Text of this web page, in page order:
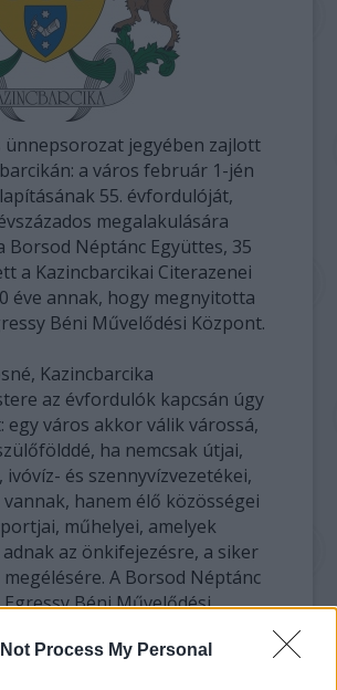
Process My Personal
jegyében zajlott
a város február 1-jén
55. évfordulóját,
megalakulására
Borsod Néptánc Együttes, 35
a Kazincbarcikai Citerazenei
éve annak, hogy megnyitotta
Béni Művelődési Központ.
Kazincbarcika
az évfordulók kapcsán úgy
egy város akkor válik várossá,
ha nemcsak útjai,
ivóvíz- és szennyvízvezetékei,
hanem élő közösségei
műhelyei, amelyek
az önkifejezésre, a siker
A Borsod Néptánc
Béni Művelődési
Citerazenei Műhely
Kazincbarcikán - tette